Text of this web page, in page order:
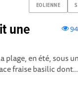
EOLIENNE
une
plage, en été, sous
fraise basilic dont...